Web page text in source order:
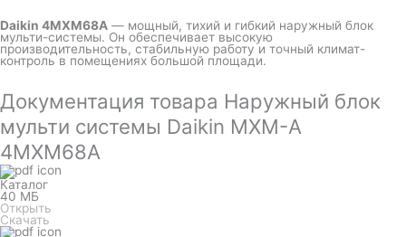
Daikin 4MXM68A — мощный, тихий и гибкий наружный блок
мульти-системы. Он обеспечивает высокую
производительность, стабильную работу и точный климат-
контроль в помещениях большой площади.
Документация товара Наружный блок
мульти системы Daikin MXM-A
4MXM68A
Каталог
40 МБ
Открыть
Скачать